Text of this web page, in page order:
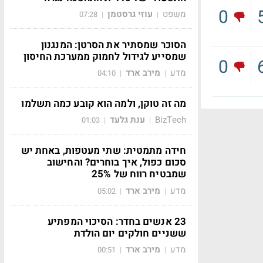
0
0
משפט | עוזי גרסטמן |
07:28
הסוכר שמסתיר את הסרטן: המנגנון
שמסייע לגידול לחמוק ממערכת החיסון
מדע | מירב ארד |
04:10
מה זה טוקן, ולמה הוא קובע כמה תשלמו
BizTech
| ענת גלעד |
01:03
חידה מתמטית: שתי מעטפות, באחת יש
סכום כפול, איך בוחרים? והחישוב
שמבטיח רווח של 25%
מדע | מירב ארד |
05:02
23 אנשים בחדר: הסיכוי המפתיע
ששניים חולקים יום הולדת
מדע | מירב ארד |
00:51